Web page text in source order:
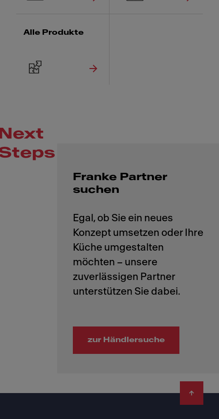
Alle Produkte
Franke Partner
suchen
Egal, ob Sie ein neues
Konzept umsetzen oder Ihre
Küche umgestalten
möchten – unsere
zuverlässigen Partner
zur Händlersuche